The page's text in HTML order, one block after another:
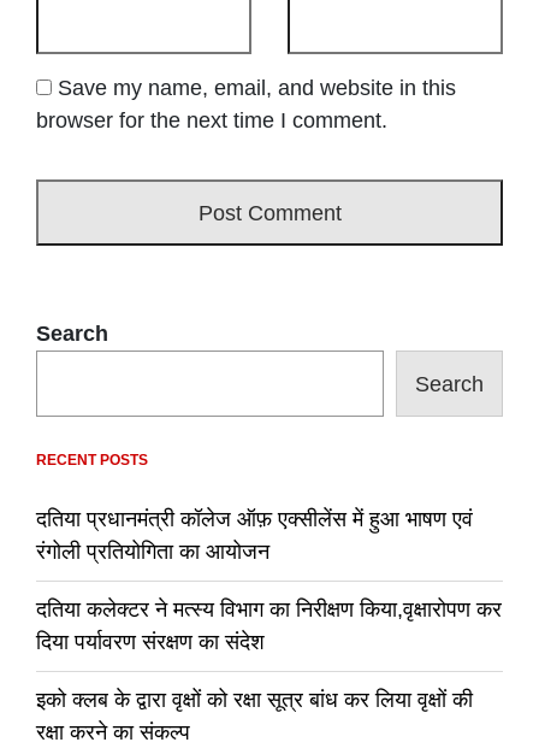
Save my name, email, and website in this
browser for the next time I comment.
Search
Search
RECENT POSTS
दतिया प्रधानमंत्री कॉलेज ऑफ़ एक्सीलेंस में हुआ भाषण एवं
रंगोली प्रतियोगिता का आयोजन
दतिया कलेक्टर ने मत्स्य विभाग का निरीक्षण किया,वृक्षारोपण कर
दिया पर्यावरण संरक्षण का संदेश
इको क्लब के द्वारा वृक्षों को रक्षा सूत्र बांध कर लिया वृक्षों की
रक्षा करने का संकल्प